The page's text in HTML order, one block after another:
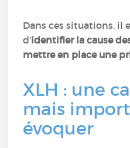
Dans ces situations, il
d’identifier la cause
mettre en place une
XLH : une
mais
évoquer